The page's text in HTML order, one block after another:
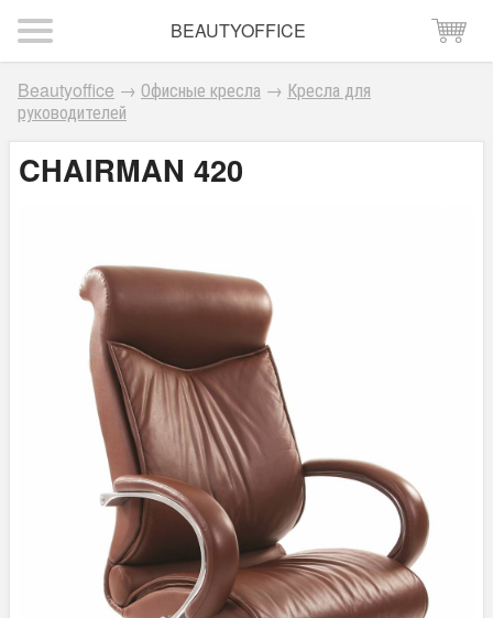
BEAUTYOFFICE
Beautyoffice → Офисные кресла → Кресла для
руководителей
CHAIRMAN 420